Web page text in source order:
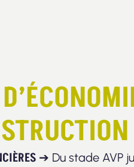
➔ Du stade AVP